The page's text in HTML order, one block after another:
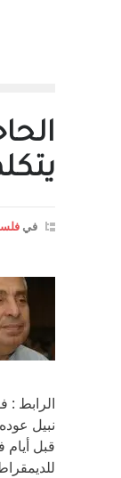
في
الرابط :
نبيل
قبل أيام